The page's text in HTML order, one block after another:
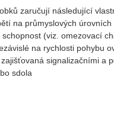
zaručují následující
na průmyslových
(viz. omezovací
na rychlosti pohybu
zajišťovaná signalizačními a
sdola